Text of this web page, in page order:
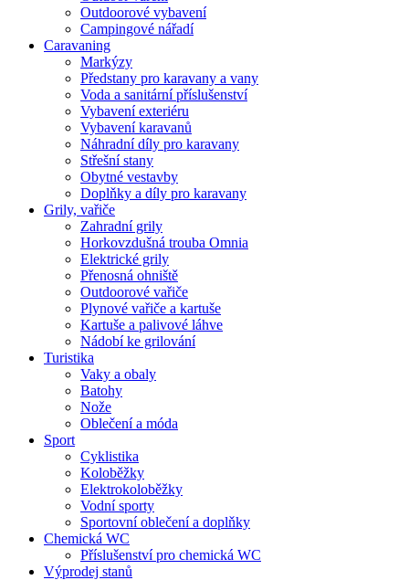
Outdoorové vybavení
Campingové nářadí
Caravaning
Markýzy
Předstany pro karavany a vany
Voda a sanitární příslušenství
Vybavení exteriéru
Vybavení karavanů
Náhradní díly pro karavany
Střešní stany
Obytné vestavby
Doplňky a díly pro karavany
Grily, vařiče
Zahradní grily
Horkovzdušná trouba Omnia
Elektrické grily
Přenosná ohniště
Outdoorové vařiče
Plynové vařiče a kartuše
Kartuše a palivové láhve
Nádobí ke grilování
Turistika
Vaky a obaly
Batohy
Nože
Oblečení a móda
Sport
Cyklistika
Koloběžky
Elektrokoloběžky
Vodní sporty
Sportovní oblečení a doplňky
Chemická WC
Příslušenství pro chemická WC
Výprodej stanů